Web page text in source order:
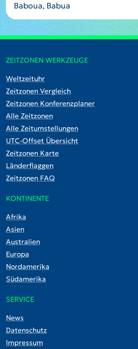
Baboua, Babua
ZEITZONEN WERKZEUGE
Weltzeituhr
Zeitzonen Vergleich
Zeitzonen Konferenzplaner
Alle Zeitzonen
Alle Zeitumstellungen
UTC-Offset Übersicht
Zeitzonen Karte
Länderflaggen
Zeitzonen FAQ
KONTINENTE
Afrika
Asien
Australien
Europa
Nordamerika
Südamerika
SERVICE
News
Datenschutz
Impressum